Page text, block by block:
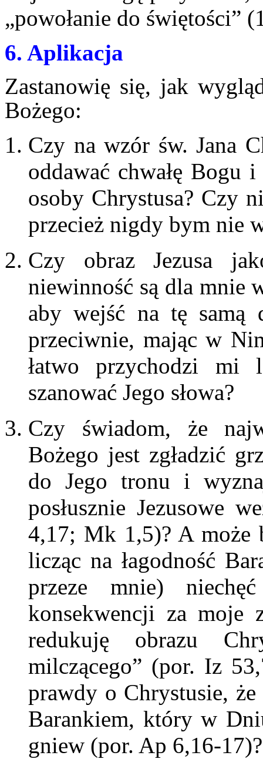
„powołanie do świętości”
6. Aplikacja
Zastanowię się, jak
Bożego:
Czy na wzór św. Jana
oddawać chwałę Bogu
osoby Chrystusa? Czy
przecież nigdy bym nie
Czy obraz Jezusa
niewinność są dla mnie
aby wejść na tę samą
przeciwnie, mając w
łatwo przychodzi mi
szanować Jego słowa?
Czy świadom, że
Bożego jest zgładzić
do Jego tronu i
posłusznie Jezusowe
4,17; Mk 1,5)? A może
licząc na łagodność
przeze mnie)
konsekwencji za moje
redukuję obrazu
milczącego” (por. Iz
prawdy o Chrystusie,
Barankiem, który w
gniew (por. Ap 6,16-17)?